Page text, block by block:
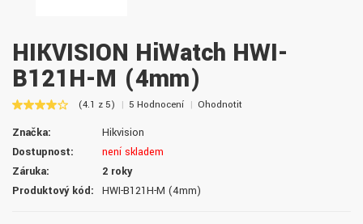
HIKVISION HiWatch HWI-
B121H-M (4mm)
(4.1 z 5) 5 Hodnocení Ohodnotit
Značka:
Hikvision
Dostupnost:
není skladem
Záruka:
2 roky
Produktový kód:
HWI-B121H-M (4mm)